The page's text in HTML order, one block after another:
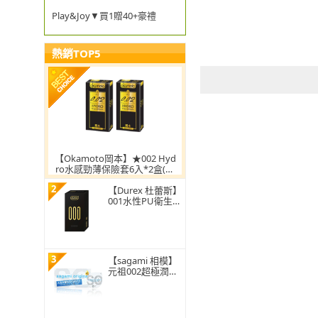
Play&Joy▼買1贈40+豪禮
熱銷TOP5
【Okamoto岡本】★002 Hyd
ro水感勁薄保險套6入*2盒(共
12入)
2
【Durex 杜蕾斯】
001水性PU衛生套
3
【sagami 相模】
元祖002超極潤極